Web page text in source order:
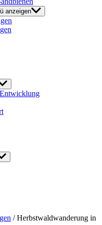
anzeigen
/Herbstwaldwanderung in